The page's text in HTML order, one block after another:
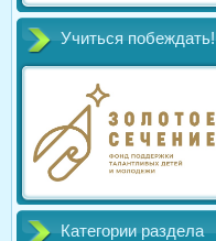
Учиться побеждать!
Категории раздела